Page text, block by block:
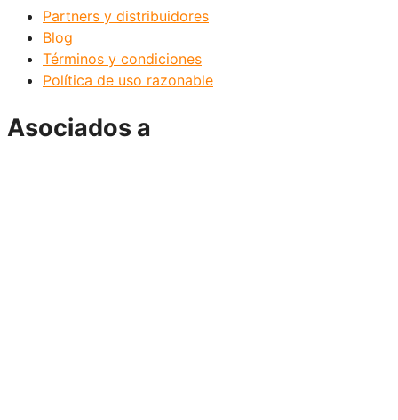
Partners y distribuidores
Blog
Términos y condiciones
Política de uso razonable
Asociados a